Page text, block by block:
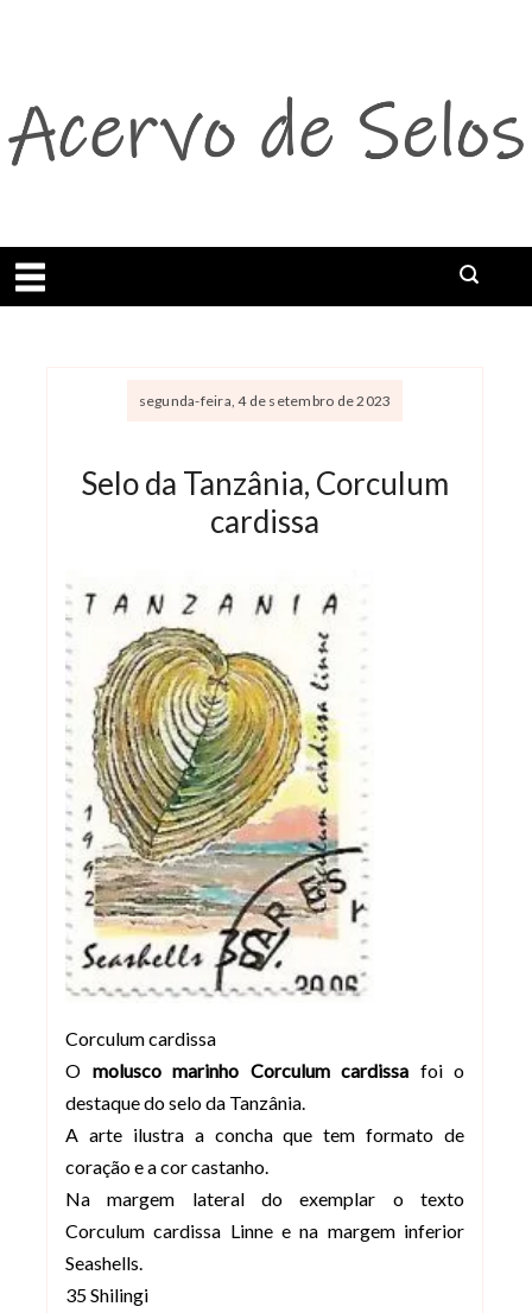
Abrir menu
segunda-feira, 4 de setembro de 2023
Selo da Tanzânia, Corculum
cardissa
Corculum cardissa
O molusco marinho Corculum cardissa foi o
destaque do selo da Tanzânia.
A arte ilustra a concha que tem formato de
coração e a cor castanho.
Na margem lateral do exemplar o texto
Corculum cardissa Linne e na margem inferior
Seashells.
35 Shilingi